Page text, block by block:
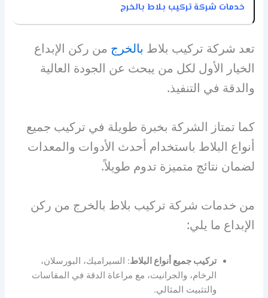
خدمات شركة تركيب بلاط بالخرج
تعد شركة تركيب بلاط بالخرج من ركن الإبداع
الخيار الأول لكل من يبحث عن الجودة العالية
والدقة في التنفيذ.
كما تمتاز الشركة بخبرة طويلة في تركيب جميع
أنواع البلاط باستخدام أحدث الأدوات والمعدات
لضمان نتائج متميزة تدوم طويلاً.
من خدمات شركة تركيب بلاط بالخرج من ركن
الإبداع ما يلي:
تركيب جميع أنواع البلاط: السيراميك، البورسلان،
الرخام، والجرانيت، مع مراعاة الدقة في المقاسات
والتثبيت المثالي.